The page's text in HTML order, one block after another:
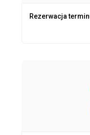
Rezerwacja